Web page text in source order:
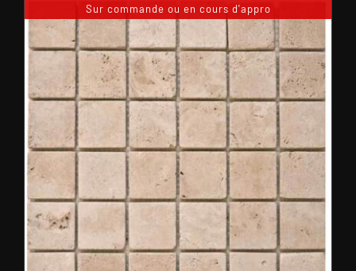
Sur commande ou en cours d'appro